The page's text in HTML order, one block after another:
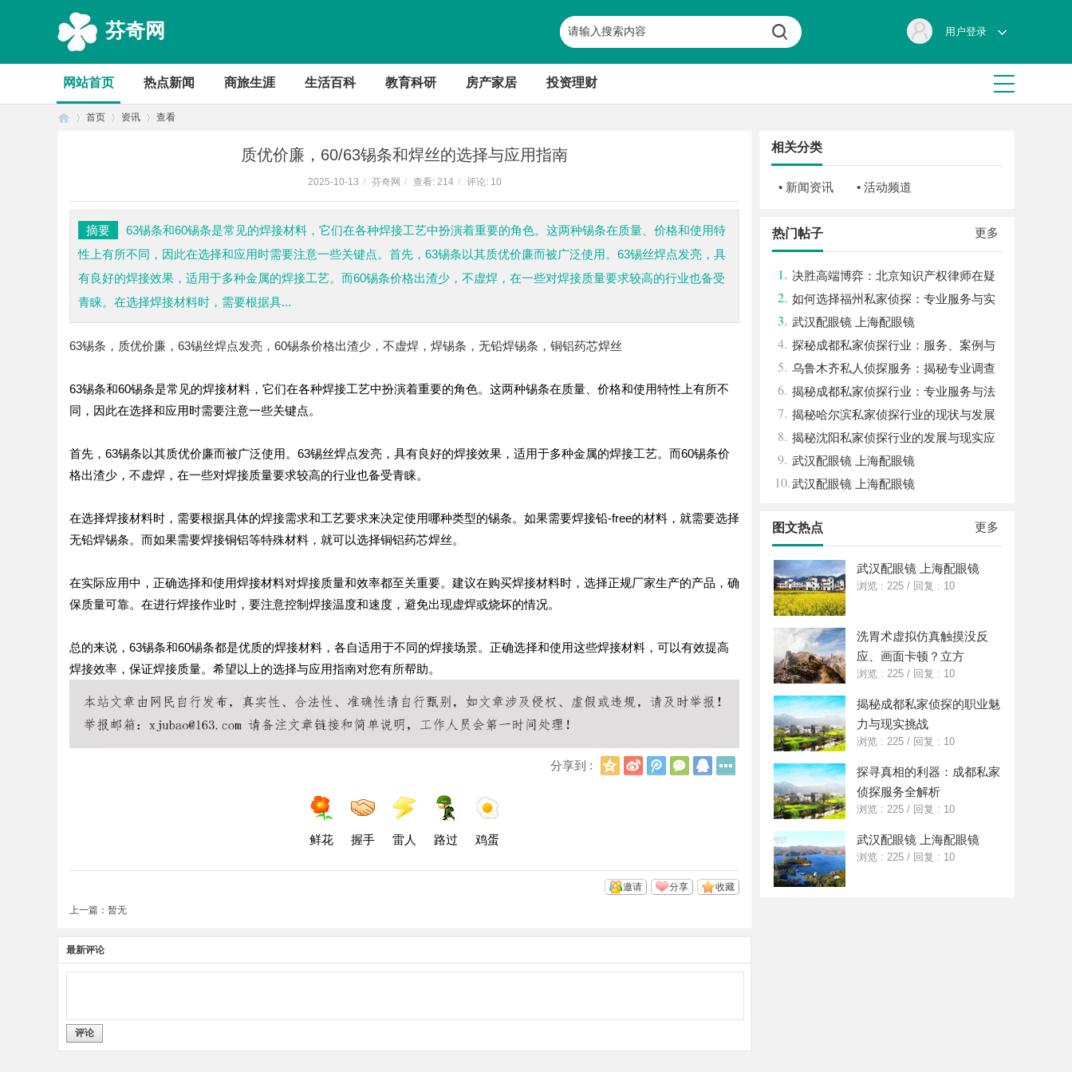
芬奇网 用户登录
网站首页 热点新闻 商旅生涯 生活百科 教育科研 房产家居 投资理财
首页 资讯 查看
质优价廉，60/63锡条和焊丝的选择与应用指南
2025-10-13 / 芬奇网 / 查看: 214 / 评论: 10
摘要
63锡条和60锡条是常见的焊接材料，它们在各种焊接工艺中扮演着重要的角色。这两种锡条在质量、价格和使用特
性上有所不同，因此在选择和应用时需要注意一些关键点。首先，63锡条以其质优价廉而被广泛使用。63锡丝焊点发亮，具
有良好的焊接效果，适用于多种金属的焊接工艺。而60锡条价格出渣少，不虚焊，在一些对焊接质量要求较高的行业也备受
青睐。在选择焊接材料时，需要根据具...
63锡条，质优价廉，63锡丝焊点发亮，60锡条价格出渣少，不虚焊，焊锡条，无铅焊锡条，铜铝药芯焊丝
63锡条和60锡条是常见的焊接材料，它们在各种焊接工艺中扮演着重要的角色。这两种锡条在质量、价格和使用特性上有所不
同，因此在选择和应用时需要注意一些关键点。
首先，63锡条以其质优价廉而被广泛使用。63锡丝焊点发亮，具有良好的焊接效果，适用于多种金属的焊接工艺。而60锡条价
格出渣少，不虚焊，在一些对焊接质量要求较高的行业也备受青睐。
在选择焊接材料时，需要根据具体的焊接需求和工艺要求来决定使用哪种类型的锡条。如果需要焊接铅-free的材料，就需要选择
无铅焊锡条。而如果需要焊接铜铝等特殊材料，就可以选择铜铝药芯焊丝。
在实际应用中，正确选择和使用焊接材料对焊接质量和效率都至关重要。建议在购买焊接材料时，选择正规厂家生产的产品，确
保质量可靠。在进行焊接作业时，要注意控制焊接温度和速度，避免出现虚焊或烧坏的情况。
总的来说，63锡条和60锡条都是优质的焊接材料，各自适用于不同的焊接场景。正确选择和使用这些焊接材料，可以有效提高
焊接效率，保证焊接质量。希望以上的选择与应用指南对您有所帮助。
分享到 :
Q
新
浪
腾
讯
微
信
Q
鲜花 握手 雷人 路过 鸡蛋
收藏
分享
邀请
上一篇：暂无
最新评论
评论
相关分类
• 新闻资讯 • 活动频道
更多
热门帖子
1. 决胜高端博弈：北京知识产权律师在疑
难复杂案件中的破局之道
2. 如何选择福州私家侦探：专业服务与实
用指南详解
3. 武汉配眼镜 上海配眼镜
4. 探秘成都私家侦探行业：服务、案例与
市场现状全面解析
5. 乌鲁木齐私人侦探服务：揭秘专业调查
背后的故事与应用
6. 揭秘成都私家侦探行业：专业服务与法
律边界解析
7. 揭秘哈尔滨私家侦探行业的现状与发展
趋势
8. 揭秘沈阳私家侦探行业的发展与现实应
用
9. 武汉配眼镜 上海配眼镜
10.武汉配眼镜 上海配眼镜
更多
图文热点
武汉配眼镜 上海配眼镜
浏览 : 225 / 回复 : 10
洗胃术虚拟仿真触摸没反
应、画面卡顿？立方
浏览 : 225 / 回复 : 10
揭秘成都私家侦探的职业魅
力与现实挑战
浏览 : 225 / 回复 : 10
探寻真相的利器：成都私家
侦探服务全解析
浏览 : 225 / 回复 : 10
武汉配眼镜 上海配眼镜
浏览 : 225 / 回复 : 10